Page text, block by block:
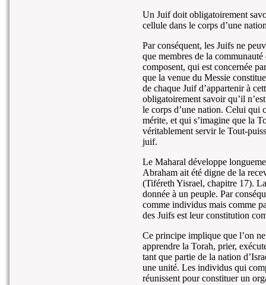
Un Juif doit obligatoirement
cellule dans le corps d’une
Par conséquent, les Juifs ne
que membres de la
composent, qui est concernée
que la venue du Messie
de chaque Juif d’appartenir à
obligatoirement savoir qu’il
le corps d’une nation. Celui qui
mérite, et qui s’imagine que la
véritablement servir le Tout-
juif.
Le Maharal développe
Abraham ait été digne de la
(Tiféreth Yisrael, chapitre 17).
donnée à un peuple. Par
comme individus mais comme
des Juifs est leur constitution
Ce principe implique que l’on
apprendre la Torah, prier,
tant que partie de la nation
une unité. Les individus qui
réunissent pour constituer un